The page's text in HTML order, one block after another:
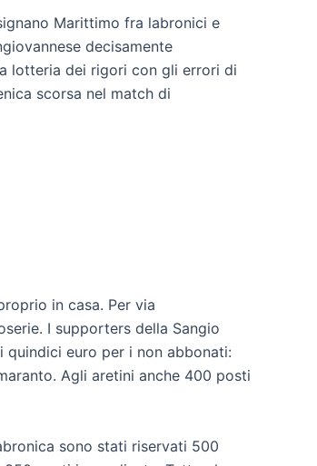
Marittimo fra labronici e
decisamente
lotteria dei rigori con gli errori di
scorsa nel match di
in casa. Per via
I supporters della Sangio
quindici euro per i non abbonati:
Agli aretini anche 400 posti
sono stati riservati 500